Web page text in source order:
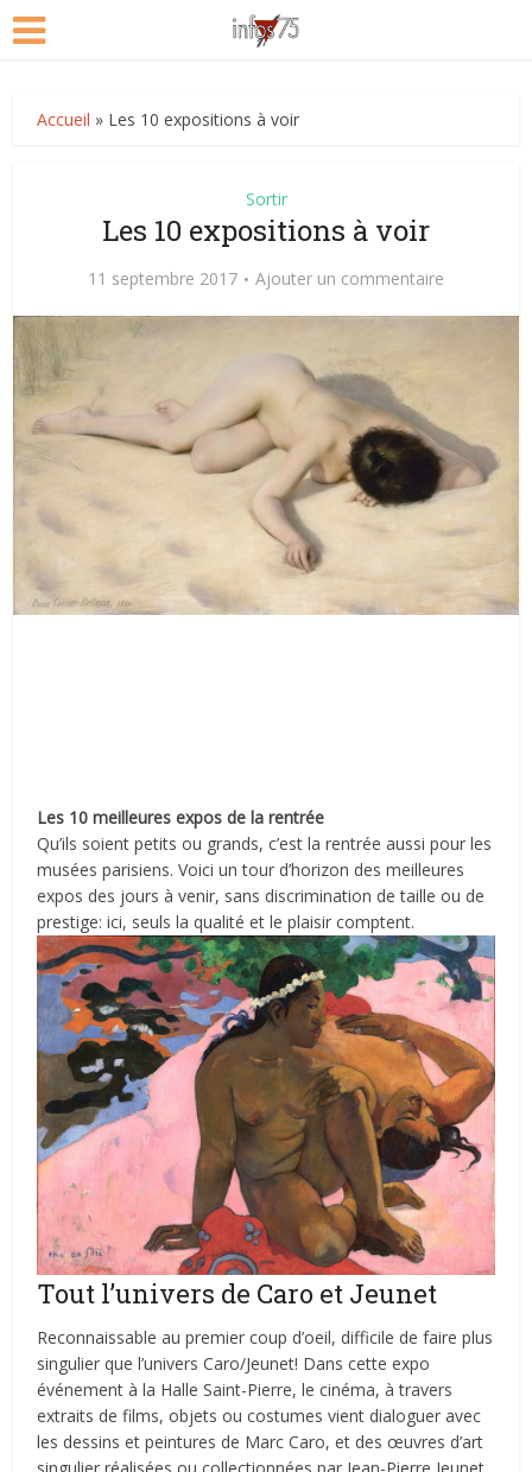
Accueil » Les 10 expositions à voir
Sortir
Les 10 expositions à voir
11 septembre 2017 Ajouter un commentaire
Les 10 meilleures expos de la rentrée
Qu’ils soient petits ou grands, c’est la rentrée aussi pour les
musées parisiens. Voici un tour d’horizon des meilleures
expos des jours à venir, sans discrimination de taille ou de
prestige: ici, seuls la qualité et le plaisir comptent.
Tout l’univers de Caro et Jeunet
Reconnaissable au premier coup d’oeil, difficile de faire plus
singulier que l’univers Caro/Jeunet! Dans cette expo
événement à la Halle Saint-Pierre, le cinéma, à travers
extraits de films, objets ou costumes vient dialoguer avec
les dessins et peintures de Marc Caro, et des œuvres d’art
singulier réalisées ou collectionnées par Jean-Pierre Jeunet.